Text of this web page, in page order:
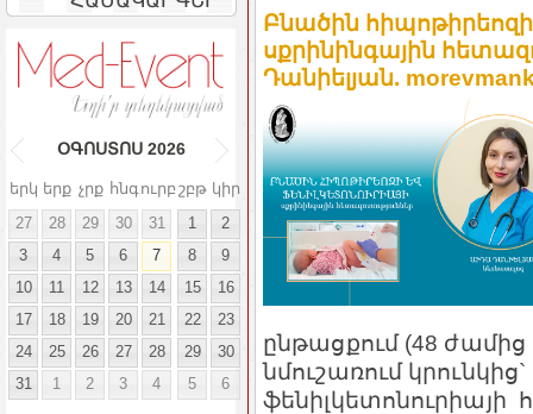
ՕԳՈՍՏՈՍ 2026
երկ երք չրք հնգուրբ շբթ կիր
27
28 29 30 31 1
2
3
4 5 6 7 8
9
10
11 12 13 14 15
16
17
18 19 20 21 22
23
24
25 26 27 28 29
30
31
1 2 3 4 5 6
Բնածին
սքրինինգային
Դանիելյան.
ընթացքում (48
նմուշառում